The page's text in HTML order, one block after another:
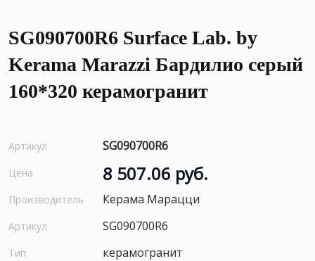
SG090700R6 Surface Lab. by
Kerama Marazzi Бардилио серый
160*320 керамогранит
Артикул SG090700R6
Цена 8 507.06 руб.
Производитель Керама Марацци
Артикул SG090700R6
Тип керамогранит